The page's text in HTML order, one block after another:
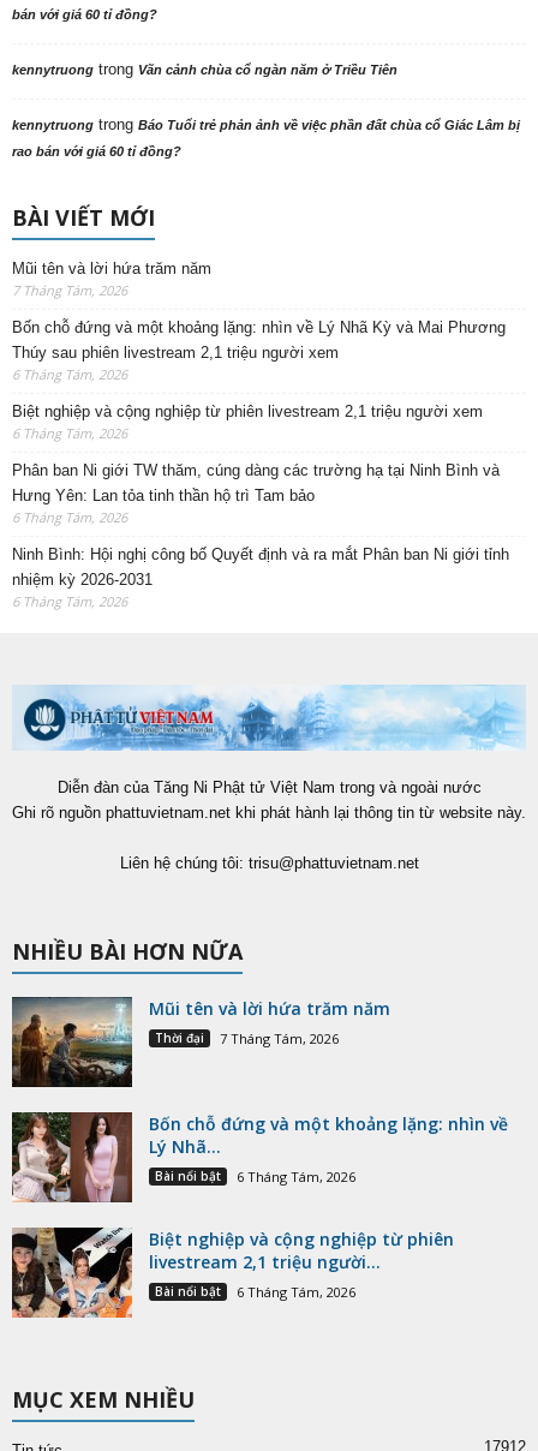
bán với giá 60 tỉ đồng?
kennytruong trong Vãn cảnh chùa cổ ngàn năm ở Triều Tiên
kennytruong trong Báo Tuổi trẻ phản ảnh về việc phần đất chùa cổ Giác Lâm bị
rao bán với giá 60 tỉ đồng?
BÀI VIẾT MỚI
Mũi tên và lời hứa trăm năm
7 Tháng Tám, 2026
Bốn chỗ đứng và một khoảng lặng: nhìn về Lý Nhã Kỳ và Mai Phương
Thúy sau phiên livestream 2,1 triệu người xem
6 Tháng Tám, 2026
Biệt nghiệp và cộng nghiệp từ phiên livestream 2,1 triệu người xem
6 Tháng Tám, 2026
Phân ban Ni giới TW thăm, cúng dàng các trường hạ tại Ninh Bình và
Hưng Yên: Lan tỏa tinh thần hộ trì Tam bảo
6 Tháng Tám, 2026
Ninh Bình: Hội nghị công bố Quyết định và ra mắt Phân ban Ni giới tỉnh
nhiệm kỳ 2026-2031
6 Tháng Tám, 2026
Diễn đàn của Tăng Ni Phật tử Việt Nam trong và ngoài nước
Ghi rõ nguồn phattuvietnam.net khi phát hành lại thông tin từ website này.
Liên hệ chúng tôi: trisu@phattuvietnam.net
NHIỀU BÀI HƠN NỮA
Mũi tên và lời hứa trăm năm
Thời đại 7 Tháng Tám, 2026
Bốn chỗ đứng và một khoảng lặng: nhìn về
Lý Nhã...
Bài nổi bật 6 Tháng Tám, 2026
Biệt nghiệp và cộng nghiệp từ phiên
livestream 2,1 triệu người...
Bài nổi bật 6 Tháng Tám, 2026
MỤC XEM NHIỀU
17912